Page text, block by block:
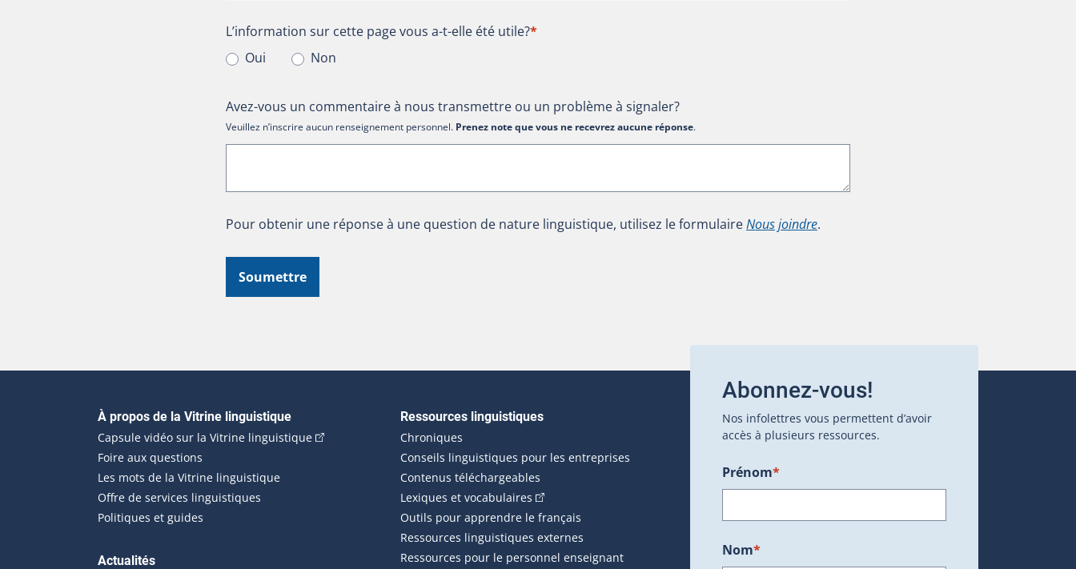
L’information sur cette page vous a-t-elle été utile?
L’information sur cette page vous a-t-elle été utile?*
Oui
Non
Avez-vous un commentaire à nous transmettre ou un problème à signaler?
Veuillez n’inscrire aucun renseignement personnel. Prenez note que vous ne recevrez aucune réponse.
Pour obtenir une réponse à une question de nature linguistique, utilisez le formulaireNous joindre.
Soumettre
Navigation principale
À propos de la Vitrine linguistique
Capsule vidéo sur la Vitrine linguistique(Cet hyperlien externe s'ouvrira dans une nouvelle fenêtre.)
Foire aux questions
Les mots de la Vitrine linguistique
Offre de services linguistiques
Politiques et guides
Actualités
Ressources linguistiques
Chroniques
Conseils linguistiques pour les entreprises
Contenus téléchargeables
Lexiques et vocabulaires (Cet hyperlien externe s'ouvrira dans une nouvelle fenêtre.)
Outils pour apprendre le français
Ressources linguistiques externes
Ressources pour le personnel enseignant
Abonnez-vous!
Nos infolettres vous permettent d’avoir
accès à plusieurs ressources.
Prénom*
Nom*